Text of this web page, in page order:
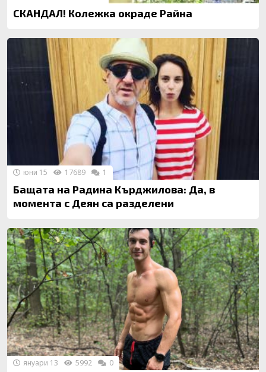
СКАНДАЛ! Колежка окраде Райна
Бащата на Радина Кърджилова: Да, в
момента с Деян са разделени
юни 15 17689 1
януари 13 5992 0